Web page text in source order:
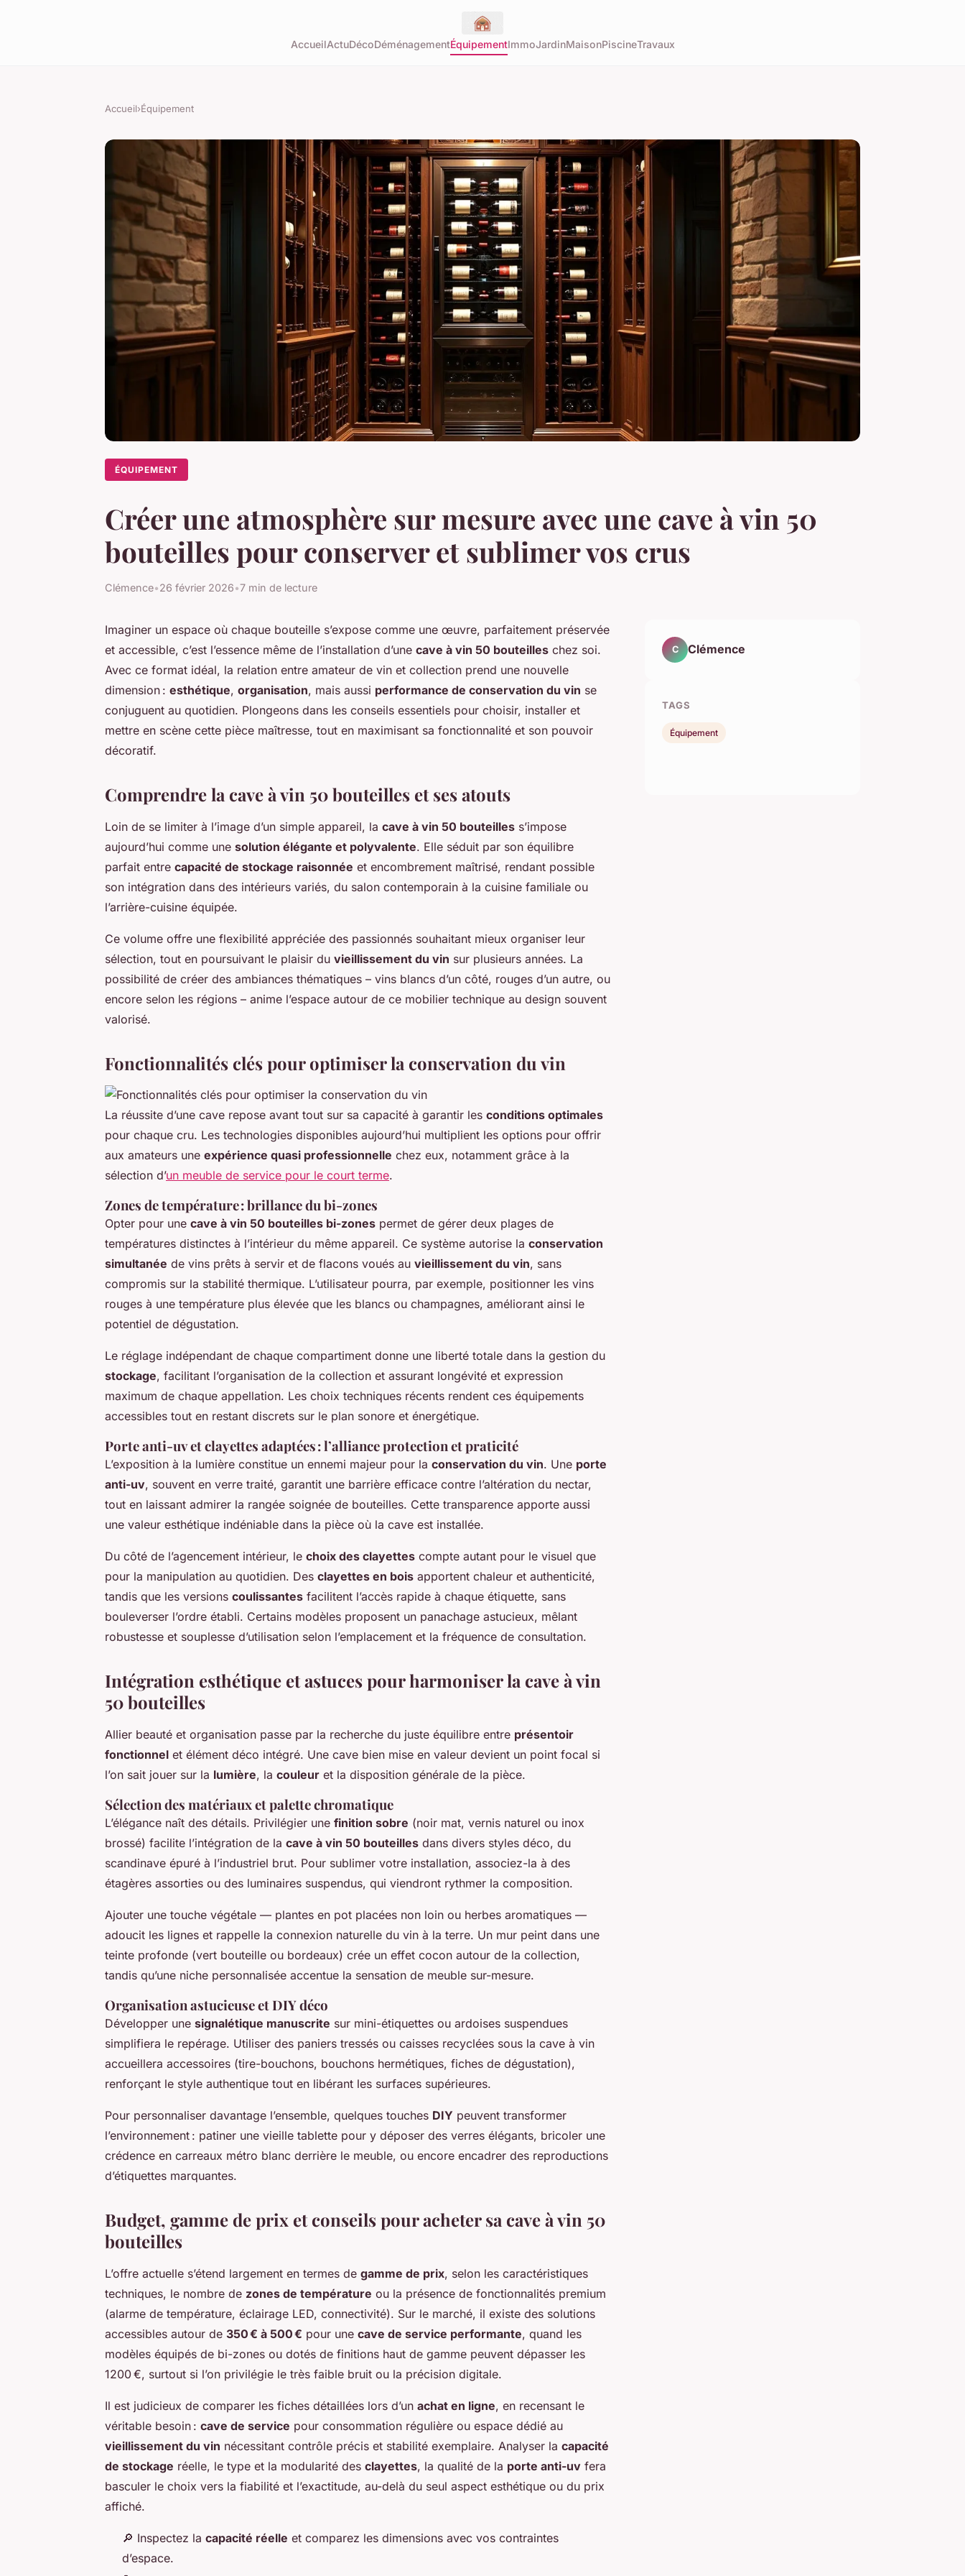
AccueilActuDécoDéménagementÉquipementImmoJardinMaisonPiscineTravaux
Accueil›Équipement
ÉQUIPEMENT
Créer une atmosphère sur mesure avec une cave à vin 50
bouteilles pour conserver et sublimer vos crus
Clémence•26 février 2026•7 min de lecture
Imaginer un espace où chaque bouteille s’expose comme une œuvre, parfaitement préservée
et accessible, c’est l’essence même de l’installation d’une cave à vin 50 bouteilles chez soi.
Avec ce format idéal, la relation entre amateur de vin et collection prend une nouvelle
dimension : esthétique, organisation, mais aussi performance de conservation du vin se
conjuguent au quotidien. Plongeons dans les conseils essentiels pour choisir, installer et
mettre en scène cette pièce maîtresse, tout en maximisant sa fonctionnalité et son pouvoir
décoratif.
Comprendre la cave à vin 50 bouteilles et ses atouts
Loin de se limiter à l’image d’un simple appareil, la cave à vin 50 bouteilles s’impose
aujourd’hui comme une solution élégante et polyvalente. Elle séduit par son équilibre
parfait entre capacité de stockage raisonnée et encombrement maîtrisé, rendant possible
son intégration dans des intérieurs variés, du salon contemporain à la cuisine familiale ou
l’arrière-cuisine équipée.
Ce volume offre une flexibilité appréciée des passionnés souhaitant mieux organiser leur
sélection, tout en poursuivant le plaisir du vieillissement du vin sur plusieurs années. La
possibilité de créer des ambiances thématiques – vins blancs d’un côté, rouges d’un autre, ou
encore selon les régions – anime l’espace autour de ce mobilier technique au design souvent
valorisé.
Fonctionnalités clés pour optimiser la conservation du vin
La réussite d’une cave repose avant tout sur sa capacité à garantir les conditions optimales
pour chaque cru. Les technologies disponibles aujourd’hui multiplient les options pour offrir
aux amateurs une expérience quasi professionnelle chez eux, notamment grâce à la
sélection d’un meuble de service pour le court terme.
Zones de température : brillance du bi-zones
Opter pour une cave à vin 50 bouteilles bi-zones permet de gérer deux plages de
températures distinctes à l’intérieur du même appareil. Ce système autorise la conservation
simultanée de vins prêts à servir et de flacons voués au vieillissement du vin, sans
compromis sur la stabilité thermique. L’utilisateur pourra, par exemple, positionner les vins
rouges à une température plus élevée que les blancs ou champagnes, améliorant ainsi le
potentiel de dégustation.
Le réglage indépendant de chaque compartiment donne une liberté totale dans la gestion du
stockage, facilitant l’organisation de la collection et assurant longévité et expression
maximum de chaque appellation. Les choix techniques récents rendent ces équipements
accessibles tout en restant discrets sur le plan sonore et énergétique.
Porte anti-uv et clayettes adaptées : l’alliance protection et praticité
L’exposition à la lumière constitue un ennemi majeur pour la conservation du vin. Une porte
anti-uv, souvent en verre traité, garantit une barrière efficace contre l’altération du nectar,
tout en laissant admirer la rangée soignée de bouteilles. Cette transparence apporte aussi
une valeur esthétique indéniable dans la pièce où la cave est installée.
Du côté de l’agencement intérieur, le choix des clayettes compte autant pour le visuel que
pour la manipulation au quotidien. Des clayettes en bois apportent chaleur et authenticité,
tandis que les versions coulissantes facilitent l’accès rapide à chaque étiquette, sans
bouleverser l’ordre établi. Certains modèles proposent un panachage astucieux, mêlant
robustesse et souplesse d’utilisation selon l’emplacement et la fréquence de consultation.
Intégration esthétique et astuces pour harmoniser la cave à vin
50 bouteilles
Allier beauté et organisation passe par la recherche du juste équilibre entre présentoir
fonctionnel et élément déco intégré. Une cave bien mise en valeur devient un point focal si
l’on sait jouer sur la lumière, la couleur et la disposition générale de la pièce.
Sélection des matériaux et palette chromatique
L’élégance naît des détails. Privilégier une finition sobre (noir mat, vernis naturel ou inox
brossé) facilite l’intégration de la cave à vin 50 bouteilles dans divers styles déco, du
scandinave épuré à l’industriel brut. Pour sublimer votre installation, associez-la à des
étagères assorties ou des luminaires suspendus, qui viendront rythmer la composition.
Ajouter une touche végétale — plantes en pot placées non loin ou herbes aromatiques —
adoucit les lignes et rappelle la connexion naturelle du vin à la terre. Un mur peint dans une
teinte profonde (vert bouteille ou bordeaux) crée un effet cocon autour de la collection,
tandis qu’une niche personnalisée accentue la sensation de meuble sur-mesure.
Organisation astucieuse et DIY déco
Développer une signalétique manuscrite sur mini-étiquettes ou ardoises suspendues
simplifiera le repérage. Utiliser des paniers tressés ou caisses recyclées sous la cave à vin
accueillera accessoires (tire-bouchons, bouchons hermétiques, fiches de dégustation),
renforçant le style authentique tout en libérant les surfaces supérieures.
Pour personnaliser davantage l’ensemble, quelques touches DIY peuvent transformer
l’environnement : patiner une vieille tablette pour y déposer des verres élégants, bricoler une
crédence en carreaux métro blanc derrière le meuble, ou encore encadrer des reproductions
d’étiquettes marquantes.
Budget, gamme de prix et conseils pour acheter sa cave à vin 50
bouteilles
L’offre actuelle s’étend largement en termes de gamme de prix, selon les caractéristiques
techniques, le nombre de zones de température ou la présence de fonctionnalités premium
(alarme de température, éclairage LED, connectivité). Sur le marché, il existe des solutions
accessibles autour de 350 € à 500 € pour une cave de service performante, quand les
modèles équipés de bi-zones ou dotés de finitions haut de gamme peuvent dépasser les
1200 €, surtout si l’on privilégie le très faible bruit ou la précision digitale.
Il est judicieux de comparer les fiches détaillées lors d’un achat en ligne, en recensant le
véritable besoin : cave de service pour consommation régulière ou espace dédié au
vieillissement du vin nécessitant contrôle précis et stabilité exemplaire. Analyser la capacité
de stockage réelle, le type et la modularité des clayettes, la qualité de la porte anti-uv fera
basculer le choix vers la fiabilité et l’exactitude, au-delà du seul aspect esthétique ou du prix
affiché.
🔎 Inspectez la capacité réelle et comparez les dimensions avec vos contraintes
d’espace.
C Clémence
TAGS
Équipement